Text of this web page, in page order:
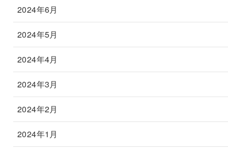
2024年6月
2024年5月
2024年4月
2024年3月
2024年2月
2024年1月